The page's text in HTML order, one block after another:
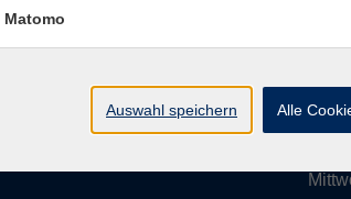
68
0
Matomo
Auswahl speichern Alle